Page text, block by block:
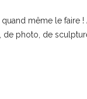
même le faire !
photo, de